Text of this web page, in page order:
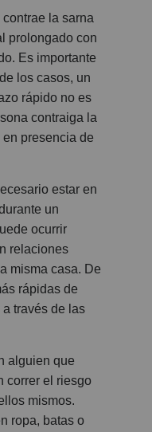
la sarna
prolongado con
Es importante
los casos, un
rápido no es
contraiga la
presencia de
estar en
un
ocurrir
relaciones
misma casa. De
rápidas de
través de las
alguien que
correr el riesgo
mismos.
ropa, batas o